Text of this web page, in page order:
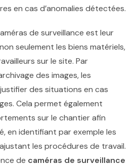
en cas d’anomalies détectées.
de surveillance est leur
seulement les biens matériels,
sur le site. Par
des images, les
des situations en cas
Cela permet également
sur le chantier afin
en identifiant par exemple les
les procédures de travail.
de caméras de surveillance